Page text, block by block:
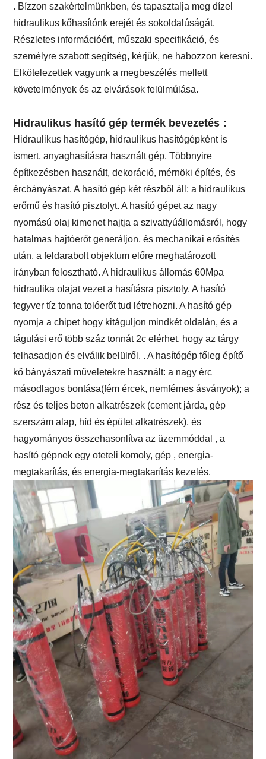
. Bízzon szakértelmünkben, és tapasztalja meg dízel
hidraulikus kőhasítónk erejét és sokoldalúságát.
Részletes információért, műszaki specifikáció, és
személyre szabott segítség, kérjük, ne habozzon keresni.
Elkötelezettek vagyunk a megbeszélés mellett
követelmények és az elvárások felülmúlása.
Hidraulikus hasító gép termék bevezetés：
Hidraulikus hasítógép, hidraulikus hasítógépként is
ismert, anyaghasításra használt gép. Többnyire
építkezésben használt, dekoráció, mérnöki építés, és
ércbányászat. A hasító gép két részből áll: a hidraulikus
erőmű és hasító pisztolyt. A hasító gépet az nagy
nyomású olaj kimenet hajtja a szivattyúállomásról, hogy
hatalmas hajtóerőt generáljon, és mechanikai erősítés
után, a feldarabolt objektum előre meghatározott
irányban felosztható. A hidraulikus állomás 60Mpa
hidraulika olajat vezet a hasításra pisztoly. A hasító
fegyver tíz tonna tolóerőt tud létrehozni. A hasító gép
nyomja a chipet hogy kitáguljon mindkét oldalán, és a
tágulási erő több száz tonnát 2c elérhet, hogy az tárgy
felhasadjon és elválik belülről. . A hasítógép főleg építő
kő bányászati műveletekre használt: a nagy érc
másodlagos bontása(fém ércek, nemfémes ásványok); a
rész és teljes beton alkatrészek (cement járda, gép
szerszám alap, híd és épület alkatrészek), és
hagyományos összehasonlítva az üzemmóddal , a
hasító gépnek egy oteteli komoly, gép , energia-
megtakarítás, és energia-megtakarítás kezelés.